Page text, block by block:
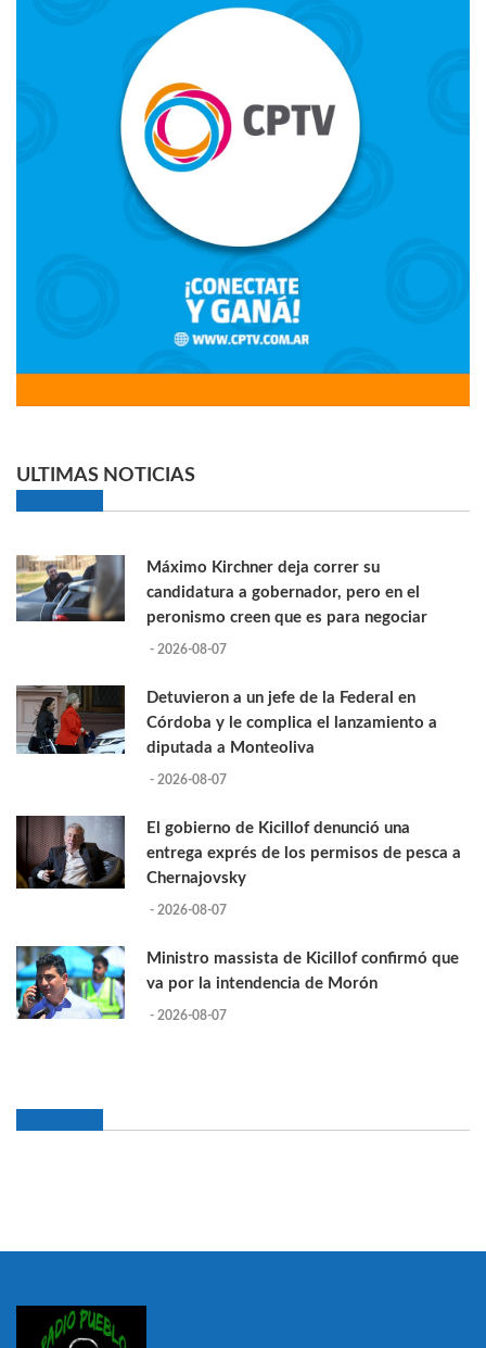
ULTIMAS NOTICIAS
Máximo Kirchner deja correr su
candidatura a gobernador, pero en el
peronismo creen que es para negociar
- 2026-08-07
Detuvieron a un jefe de la Federal en
Córdoba y le complica el lanzamiento a
diputada a Monteoliva
- 2026-08-07
El gobierno de Kicillof denunció una
entrega exprés de los permisos de pesca a
Chernajovsky
- 2026-08-07
Ministro massista de Kicillof confirmó que
va por la intendencia de Morón
- 2026-08-07